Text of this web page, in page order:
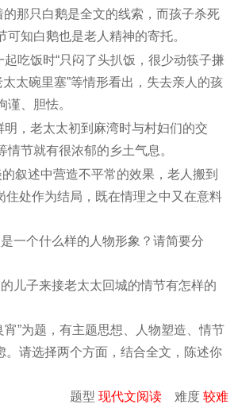
的那只白鹅是全文的线索，而孩子杀死
可知白鹅也是老人精神的寄托。
吃饭时“只闷了头扒饭，很少动筷子搛
太太碗里塞”等情形看出，失去亲人的孩
谨、胆怯。
明，老太太初到麻湾时与村妇们的交
情节就有很浓郁的乡土气息。
叙述中营造不平常的效果，老人搬到
住处作为结局，既在情理之中又在意料
是一个什么样的人物形象？请简要分
的儿子来接老太太回城的情节有怎样的
宵”为题，有主题思想、人物塑造、情节
。请选择两个方面，结合全文，陈述你
题型 现代文阅读 难度 较难